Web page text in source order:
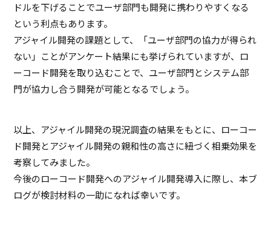
ドルを下げることでユーザ部門も開発に携わりやすくなる
という利点もあります。
アジャイル開発の課題として、「ユーザ部門の協力が得られ
ない」ことがアンケート結果にも挙げられていますが、ロ
ーコード開発を取り込むことで、ユーザ部門とシステム部
門が協力し合う開発が可能となるでしょう。
以上、アジャイル開発の現況調査の結果をもとに、ローコー
ド開発とアジャイル開発の親和性の高さに紐づく相乗効果を
考察してみました。
今後のローコード開発へのアジャイル開発導入に際し、本ブ
ログが検討材料の一助になれば幸いです。